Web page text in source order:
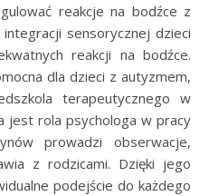
reakcje na bodźce z
sensorycznej dzieci
reakcji na bodźce.
dla dzieci z autyzmem,
terapeutycznego w
jest rola psychologa w pracy
prowadzi obserwacje,
z rodzicami. Dzięki jego
podejście do każdego